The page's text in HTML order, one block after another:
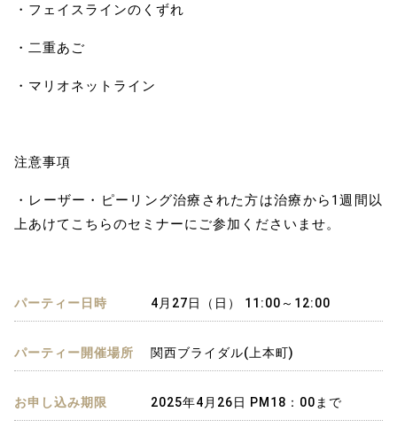
・フェイスラインのくずれ
・二重あご
・マリオネットライン
注意事項
・レーザー・ピーリング治療された方は治療から1週間以
上あけてこちらのセミナーにご参加くださいませ。
パーティー日時 4月27日（日） 11:00～12:00
パーティー開催場所 関西ブライダル(上本町)
お申し込み期限 2025年4月26日 PM18：00まで